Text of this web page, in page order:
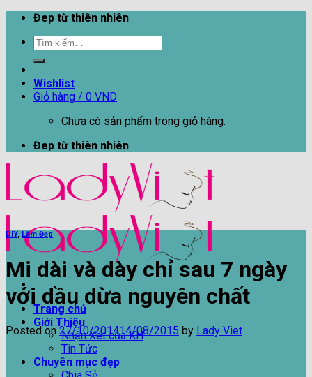
Skip
content
Đep từ thiên nhiên
Tìm
kiếm:
Wishlist
Giỏ hàng / 0 VND
Chưa có sản phẩm trong giỏ hàng.
Đep từ thiên nhiên
Trang chủ
Giới Thiệu
Nhận Xét của KH
Tin Tức
Chuyên mục đẹp
DIY, Làm Đẹp
Mi dài và dày chỉ sau 7 ngày
với dầu dừa nguyên chất
Posted on27/10/201414/08/2015 by Lady Viet